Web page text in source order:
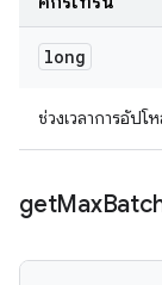
long
ช่วงเวลาการอัปโ
getMax